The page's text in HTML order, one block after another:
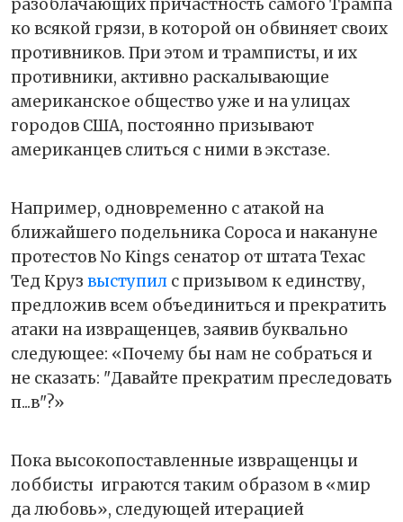
разоблачающих причастность самого Трампа
ко всякой грязи, в которой он обвиняет своих
противников. При этом и трамписты, и их
противники, активно раскалывающие
американское общество уже и на улицах
городов США, постоянно призывают
американцев слиться с ними в экстазе.
Например, одновременно с атакой на
ближайшего подельника Сороса и накануне
протестов No Kings сенатор от штата Техас
Тед Круз выступил с призывом к единству,
предложив всем объединиться и прекратить
атаки на извращенцев, заявив буквально
следующее: «Почему бы нам не собраться и
не сказать: "Давайте прекратим преследовать
п...в"?»
Пока высокопоставленные извращенцы и
лоббисты играются таким образом в «мир
да любовь», следующей итерацией